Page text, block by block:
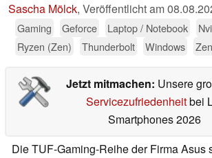
Sascha Mölck, Veröffentlicht am
Gaming
Geforce Laptop / Notebook
Ryzen (Zen)
Thunderbolt Windows
Jetzt mitmachen: Unsere
Servicezufriedenheitbei
Smartphones 2026
Die TUF-Gaming-Reihe der Firma Asus